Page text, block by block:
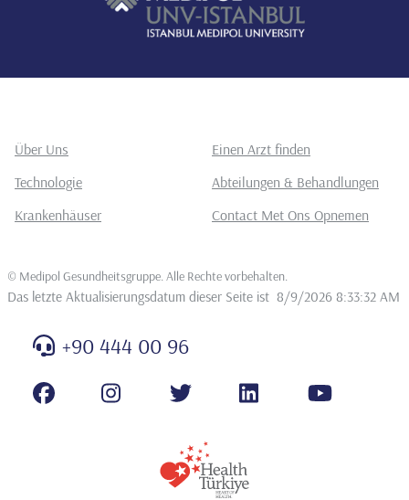
Über Uns
Einen Arzt finden
Technologie
Abteilungen & Behandlungen
Krankenhäuser
Contact Met Ons Opnemen
© Medipol Gesundheitsgruppe. Alle Rechte vorbehalten.
Das letzte Aktualisierungsdatum dieser Seite ist 8/9/2026 8:33:32 AM
+90 444 00 96